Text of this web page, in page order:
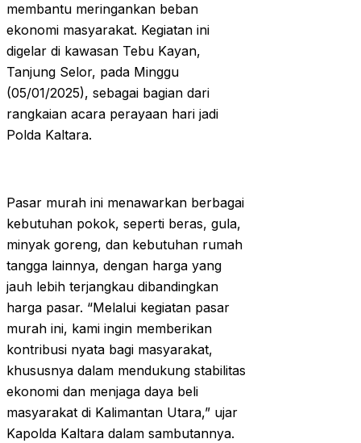
membantu meringankan beban
ekonomi masyarakat. Kegiatan ini
digelar di kawasan Tebu Kayan,
Tanjung Selor, pada Minggu
(05/01/2025), sebagai bagian dari
rangkaian acara perayaan hari jadi
Polda Kaltara.
Pasar murah ini menawarkan berbagai
kebutuhan pokok, seperti beras, gula,
minyak goreng, dan kebutuhan rumah
tangga lainnya, dengan harga yang
jauh lebih terjangkau dibandingkan
harga pasar. “Melalui kegiatan pasar
murah ini, kami ingin memberikan
kontribusi nyata bagi masyarakat,
khususnya dalam mendukung stabilitas
ekonomi dan menjaga daya beli
masyarakat di Kalimantan Utara,” ujar
Kapolda Kaltara dalam sambutannya.